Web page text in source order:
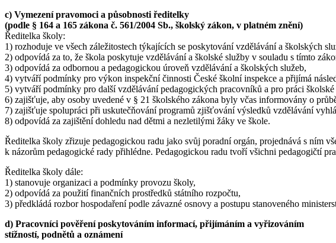
c) Vymezení pravomoci a působnosti ředitelky
(podle § 164 a 165 zákona č. 561/2004 Sb., školský zákon, v platném znění)
Ředitelka školy:
1) rozhoduje ve všech záležitostech týkajících se poskytování vzdělávání a školských
2) odpovídá za to, že škola poskytuje vzdělávání a školské služby v souladu s tímto
3) odpovídá za odbornou a pedagogickou úroveň vzdělávání a školských služeb,
4) vytváří podmínky pro výkon inspekční činnosti České školní inspekce a přijímá
5) vytváří podmínky pro další vzdělávání pedagogických pracovníků a pro práci školské
6) zajišťuje, aby osoby uvedené v § 21 školského zákona byly včas informovány o
7) zajišťuje spolupráci při uskutečňování programů zjišťování výsledků vzdělávání
8) odpovídá za zajištění dohledu nad dětmi a nezletilými žáky ve škole.
Ředitelka školy zřizuje pedagogickou radu jako svůj poradní orgán, projednává s ním
k názorům pedagogické rady přihlédne. Pedagogickou radu tvoří všichni pedagogičtí
Ředitelka školy dále:
1) stanovuje organizaci a podmínky provozu školy,
2) odpovídá za použití finančních prostředků státního rozpočtu,
3) předkládá rozbor hospodaření podle závazné osnovy a postupu stanoveného
d) Pracovníci pověření poskytováním informací, přijímáním a vyřizováním
stížností, podnětů a oznámení